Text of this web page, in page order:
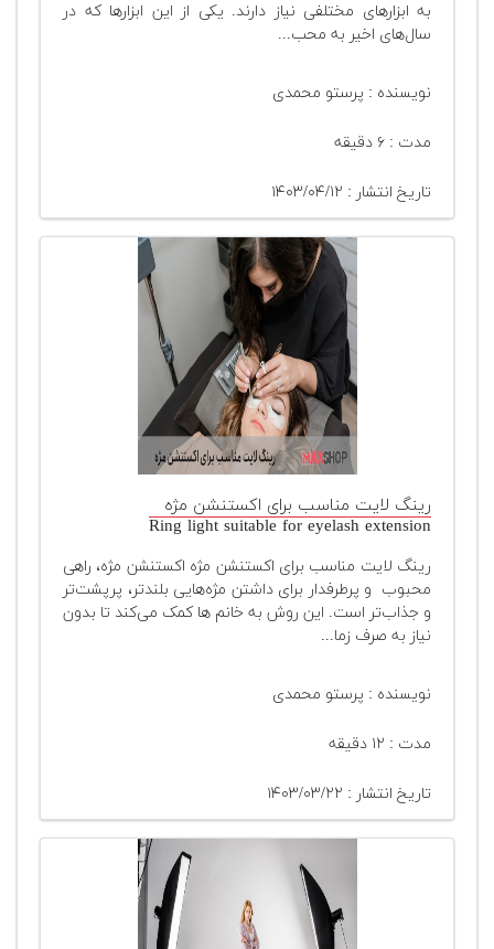
به ابزارهای مختلفی نیاز دارند. یکی از این ابزارها که در
سال‌های اخیر به محب...
نویسنده : پرستو محمدی
مدت : ۶ دقیقه
تاریخ انتشار : ۱۴۰۳/۰۴/۱۲
رینگ لایت مناسب برای اکستنشن مژه
Ring light suitable for eyelash extension
رینگ لایت مناسب برای اکستنشن مژه اکستنشن مژه، راهی
محبوب و پرطرفدار برای داشتن مژه‌هایی بلندتر، پرپشت‌تر
و جذاب‌تر است. این روش به خانم ها کمک می‌کند تا بدون
نیاز به صرف زما...
نویسنده : پرستو محمدی
مدت : ۱۲ دقیقه
تاریخ انتشار : ۱۴۰۳/۰۳/۲۲